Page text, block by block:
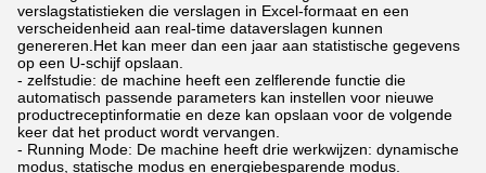
verslagstatistieken die verslagen in Excel-formaat en een
verscheidenheid aan real-time dataverslagen kunnen
genereren.Het kan meer dan een jaar aan statistische gegevens
op een U-schijf opslaan.
- zelfstudie: de machine heeft een zelflerende functie die
automatisch passende parameters kan instellen voor nieuwe
productreceptinformatie en deze kan opslaan voor de volgende
keer dat het product wordt vervangen.
- Running Mode: De machine heeft drie werkwijzen: dynamische
modus, statische modus en energiebesparende modus.